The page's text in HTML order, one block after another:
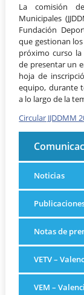
La comisión
Municipales
Fundación
que gestionan
próximo curso
de presentar un
hoja de
equipo, durante
a lo largo de la
Circular JJDDMM
Noticias
Notas de
VETV –
VEM –